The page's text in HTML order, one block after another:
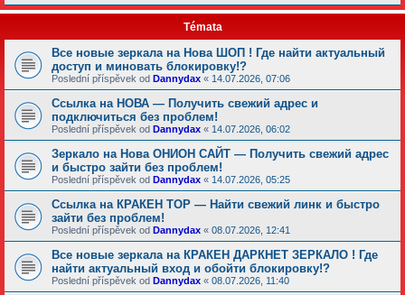
Témata
Все новые зеркала на Нова ШОП ! Где найти актуальный
доступ и миновать блокировку!?
Poslední příspěvek od Dannydax « 14.07.2026, 07:06
Ссылка на НОВА — Получить свежий адрес и
подключиться без проблем!
Poslední příspěvek od Dannydax « 14.07.2026, 06:02
Зеркало на Нова ОНИОН САЙТ — Получить свежий адрес
и быстро зайти без проблем!
Poslední příspěvek od Dannydax « 14.07.2026, 05:25
Ссылка на КРАКЕН ТОР — Найти свежий линк и быстро
зайти без проблем!
Poslední příspěvek od Dannydax « 08.07.2026, 12:41
Все новые зеркала на КРАКЕН ДАРКНЕТ ЗЕРКАЛО ! Где
найти актуальный вход и обойти блокировку!?
Poslední příspěvek od Dannydax « 08.07.2026, 11:40